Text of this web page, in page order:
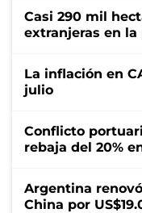
Casi 290 mil
extranjeras en la
La inflación en
julio
Conflicto
rebaja del 20%
Argentina
China por